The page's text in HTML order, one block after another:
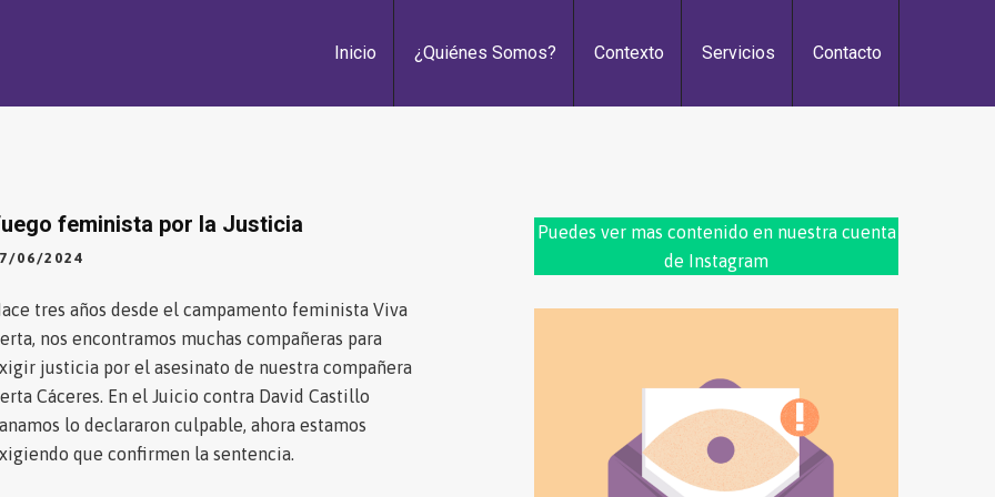
Inicio ¿Quiénes Somos? Contexto Servicios Contacto
feminista por la Justicia
06/2024
tres años desde el campamento feminista Viva
nos encontramos muchas compañeras para
justicia por el asesinato de nuestra compañera
Cáceres. En el Juicio contra David Castillo
lo declararon culpable, ahora estamos
que confirmen la sentencia.
Puedes ver mas contenido en nuestra cuenta
de Instagram